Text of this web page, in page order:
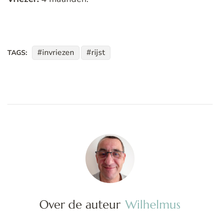
TAGS: invriezen rijst
Over de auteur Wilhelmus